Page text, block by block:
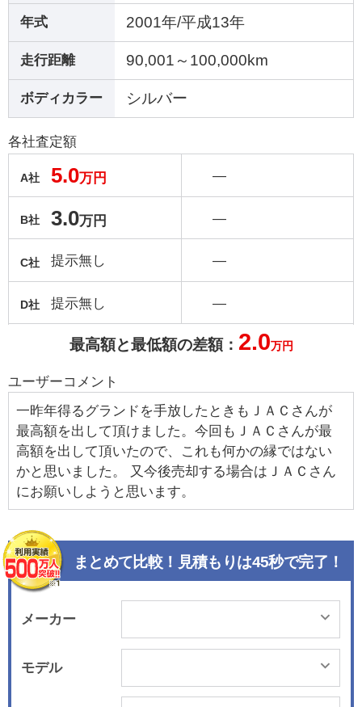
年式 2001年/平成13年
走行距離 90,001～100,000km
ボディカラー シルバー
各社査定額
A社 5.0万円
B社 3.0万円
C社 提示無し
D社 提示無し
―
―
―
―
最高額と最低額の差額： 2.0万円
ユーザーコメント
一昨年得るグランドを手放したときもＪＡＣさんが
最高額を出して頂けました。今回もＪＡＣさんが最
高額を出して頂いたので、これも何かの縁ではない
かと思いました。 又今後売却する場合はＪＡＣさん
にお願いしようと思います。
まとめて比較！見積もりは45秒で完了！
メーカー
モデル